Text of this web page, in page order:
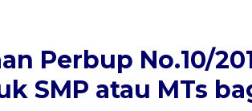
Perbup No.10/
SMP atau MTs